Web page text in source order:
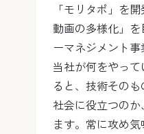
「モリタポ」を
動画の多様化」
ーマネジメント事
当社が何をやっ
ると、技術その
社会に役立つの
ます。常に攻め